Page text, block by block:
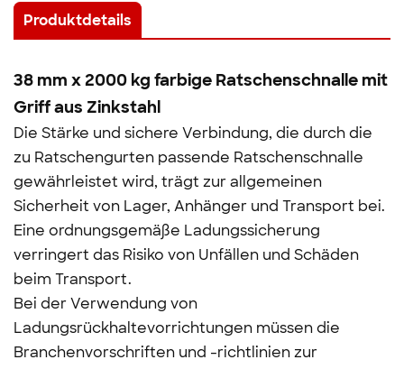
Produktdetails
38 mm x 2000 kg farbige Ratschenschnalle mit
Griff aus Zinkstahl
Die Stärke und sichere Verbindung, die durch die
zu Ratschengurten passende Ratschenschnalle
gewährleistet wird, trägt zur allgemeinen
Sicherheit von Lager, Anhänger und Transport bei.
Eine ordnungsgemäße Ladungssicherung
verringert das Risiko von Unfällen und Schäden
beim Transport.
Bei der Verwendung von
Ladungsrückhaltevorrichtungen müssen die
Branchenvorschriften und -richtlinien zur